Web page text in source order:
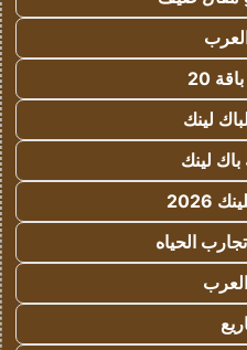
20
لينك
باك لينك
الحياه